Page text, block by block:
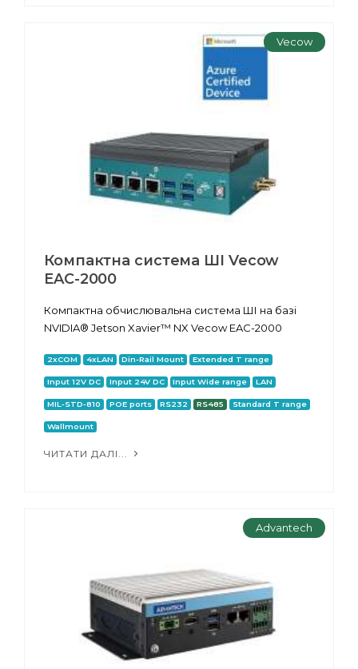
Vecow
Компактна система ШІ Vecow
EAC-2000
Компактна обчислювальна система ШІ на базі
NVIDIA® Jetson Xavier™ NX Vecow EAC-2000
2xCOM 4xLAN Din-Rail Mount Extended T range
Input 12V DC Input 24V DC Input Wide range LAN
MIL-STD-810 POE ports RS232 RS485 Standard T range
Wallmount
ЧИТАТИ ДАЛІ...
Advantech